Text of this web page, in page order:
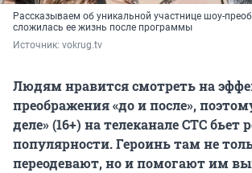
Рассказываем об уникальной участнице шоу-
сложилась ее жизнь после программы
Источник: vokrug.tv
Людям нравится смотреть на
преображения «до и после»,
деле» (16+) на телеканале СТС бьет
популярности. Героинь там не
переодевают, но и помогают им